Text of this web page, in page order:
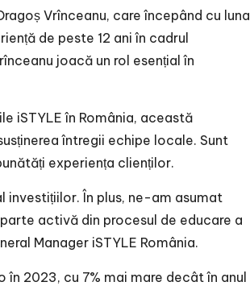
Vrînceanu, care începând cu luna
de peste 12 ani în cadrul
joacă un rol esențial în
iSTYLE în România, această
întregii echipe locale. Sunt
experiența clienților.
investițiilor. În plus, ne-am asumat
activă din procesul de educare a
Manager iSTYLE România.
în 2023, cu 7% mai mare decât în anul